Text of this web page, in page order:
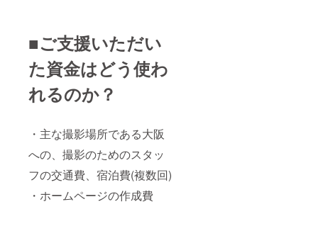
■ご支援いただい
た資金はどう使わ
れるのか？
・主な撮影場所である大阪
への、撮影のためのスタッ
フの交通費、宿泊費(複数回)
・ホームページの作成費